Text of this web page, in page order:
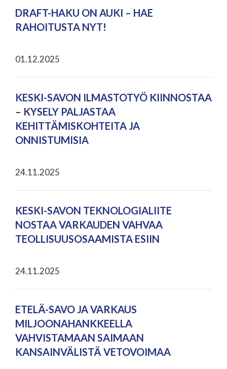
DRAFT-HAKU ON AUKI – HAE
RAHOITUSTA NYT!
01.12.2025
KESKI-SAVON ILMASTOTYÖ KIINNOSTAA
– KYSELY PALJASTAA
KEHITTÄMISKOHTEITA JA
ONNISTUMISIA
24.11.2025
KESKI-SAVON TEKNOLOGIALIITE
NOSTAA VARKAUDEN VAHVAA
TEOLLISUUSOSAAMISTA ESIIN
24.11.2025
ETELÄ-SAVO JA VARKAUS
MILJOONAHANKKEELLA
VAHVISTAMAAN SAIMAAN
KANSAINVÄLISTÄ VETOVOIMAA